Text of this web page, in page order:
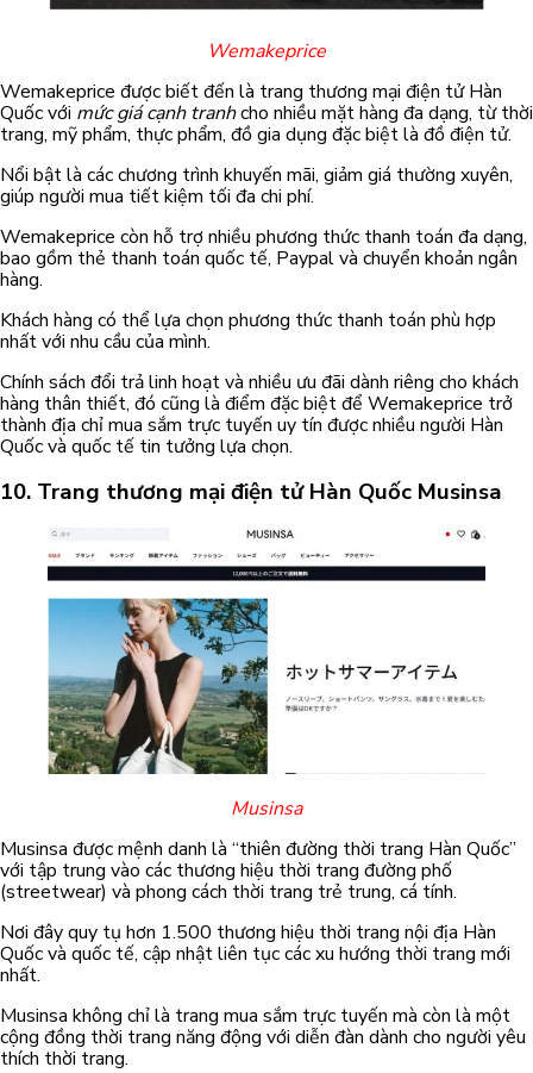
Wemakeprice
Wemakeprice được biết đến là trang thương mại điện tử Hàn
Quốc với mức giá cạnh tranhcho nhiều mặt hàng đa dạng, từ thời
trang, mỹ phẩm, thực phẩm, đồ gia dụng đặc biệt là đồ điện tử.
Nổi bật là các chương trình khuyến mãi, giảm giá thường xuyên,
giúp người mua tiết kiệm tối đa chi phí.
Wemakeprice còn hỗ trợ nhiều phương thức thanh toán đa dạng,
bao gồm thẻ thanh toán quốc tế, Paypal và chuyển khoản ngân
hàng.
Khách hàng có thể lựa chọn phương thức thanh toán phù hợp
nhất với nhu cầu của mình.
Chính sách đổi trả linh hoạt và nhiều ưu đãi dành riêng cho khách
hàng thân thiết, đó cũng là điểm đặc biệt để Wemakeprice trở
thành địa chỉ mua sắm trực tuyến uy tín được nhiều người Hàn
Quốc và quốc tế tin tưởng lựa chọn.
10. Trang thương mại điện tử Hàn Quốc Musinsa
Musinsa
Musinsa được mệnh danh là “thiên đường thời trang Hàn Quốc”
với tập trung vào các thương hiệu thời trang đường phố
(streetwear) và phong cách thời trang trẻ trung, cá tính.
Nơi đây quy tụ hơn 1.500 thương hiệu thời trang nội địa Hàn
Quốc và quốc tế, cập nhật liên tục các xu hướng thời trang mới
nhất.
Musinsa không chỉ là trang mua sắm trực tuyến mà còn là một
cộng đồng thời trang năng động với diễn đàn dành cho người yêu
thích thời trang.